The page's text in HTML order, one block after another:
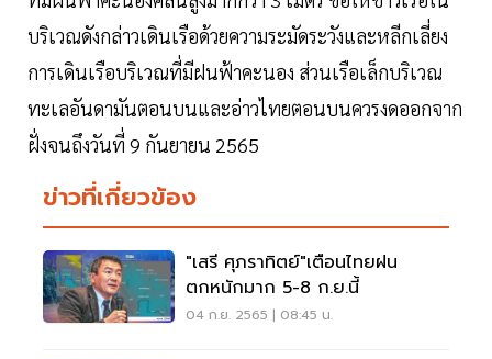
บริเวณดังกล่าวเดินเรือด้วยความระมัดระวังและหลีกเลี่ยง
การเดินเรือบริเวณที่มีฝนฟ้าคะนอง ส่วนเรือเล็กบริเวณ
ทะเลอันดามันตอนบนและอ่าวไทยตอนบนควรงดออกจาก
ฝั่งจนถึงวันที่ 9 กันยายน 2565
ข่าวที่เกี่ยวข้อง
"เสรี ศุภราทิตย์"เตือนไทยฝน
ตกหนักมาก 5-8 ก.ย.นี้
04 ก.ย. 2565 | 08:45 น.